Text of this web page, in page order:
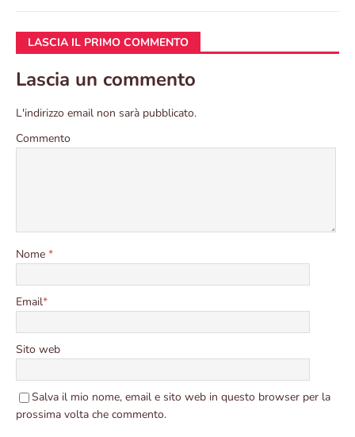
LASCIA IL PRIMO COMMENTO
Lascia un commento
L'indirizzo email non sarà pubblicato.
Commento
Nome *
Email*
Sito web
Salva il mio nome, email e sito web in questo browser per la
prossima volta che commento.